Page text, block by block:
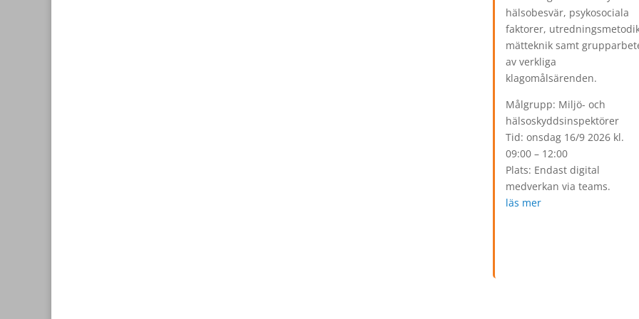
hälsobesvär, psykosociala
faktorer,
mätteknik samt
av verkliga
klagomålsärenden.
Målgrupp: Miljö- och
hälsoskyddsinspektörer
Tid: onsdag 16/9 2026 kl.
09:00 – 12:00
Plats: Endast digital
medverkan via teams.
läs mer